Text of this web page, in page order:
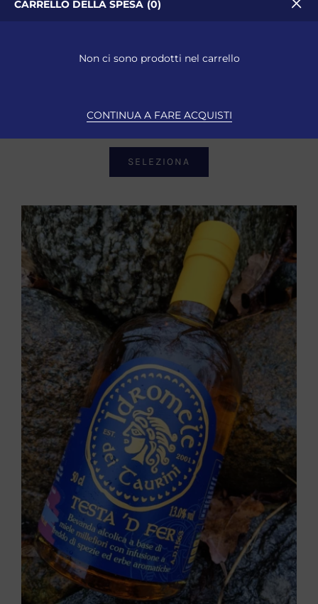
Di Rovere 0.50L
SELEZIONA
CARRELLO DELLA SPESA 0
Non ci sono prodotti nel carrello
CONTINUA A FARE ACQUISTI